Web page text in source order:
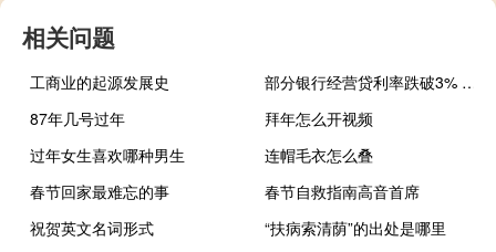
相关问题
工商业的起源发展史
部分银行经营贷利率跌破3% 资金流向受关注
87年几号过年
拜年怎么开视频
过年女生喜欢哪种男生
连帽毛衣怎么叠
春节回家最难忘的事
春节自救指南高音首席
祝贺英文名词形式
“扶病索清荫”的出处是哪里